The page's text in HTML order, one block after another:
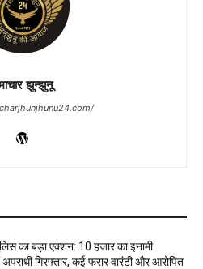
झुन्झुनू
का बड़ा एक्शन: 10 हजार का इनामी
गिरफ्तार, कई फरार वारंटी और आरोपित